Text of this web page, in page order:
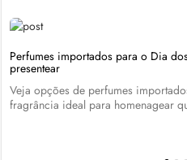
Perfumes importados para o Dia
presentear
Veja opções de perfumes
fragrância ideal para homenagear